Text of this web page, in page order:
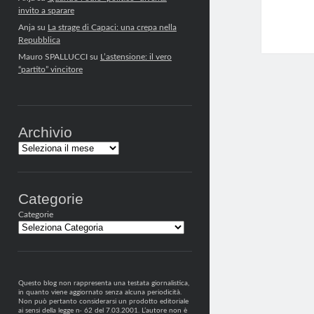
invito a sparare
Anjasu La strage di Capaci: una crepa nella
Repubblica
Mauro SPALLUCCIsu L’astensione: il vero
“partito” vincitore
Archivio
Archivi
Categorie
Categorie
Questo blog non rappresenta una testata giornalistica,
in quanto viene aggiornato senza alcuna periodicità.
Non può pertanto considerarsi un prodotto editoriale
ai sensi della legge n· 62 del 7.03.2001. L’autore non è